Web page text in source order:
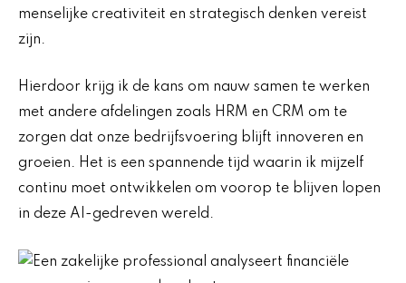
menselijke creativiteit en strategisch denken vereist
zijn.
Hierdoor krijg ik de kans om nauw samen te werken
met andere afdelingen zoals HRM en CRM om te
zorgen dat onze bedrijfsvoering blijft innoveren en
groeien. Het is een spannende tijd waarin ik mijzelf
continu moet ontwikkelen om voorop te blijven lopen
in deze AI-gedreven wereld.